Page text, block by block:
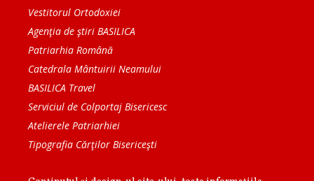
Vestitorul Ortodoxiei
Agenţia de ştiri BASILICA
Patriarhia Română
Catedrala Mântuirii Neamului
BASILICA Travel
Serviciul de Colportaj Bisericesc
Atelierele Patriarhiei
Tipografia Cărţilor Bisericeşti